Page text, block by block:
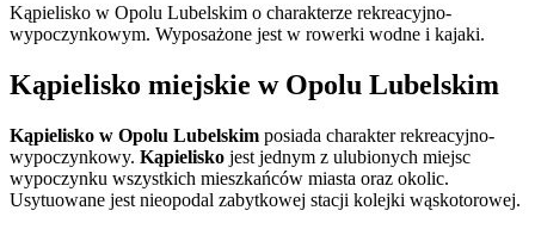
Kąpielisko w Opolu Lubelskim o charakterze rekreacyjno-
wypoczynkowym. Wyposażone jest w rowerki wodne i kajaki.
Kąpielisko miejskie w Opolu Lubelskim
Kąpielisko w Opolu Lubelskim posiada charakter rekreacyjno-
wypoczynkowy. Kąpielisko jest jednym z ulubionych miejsc
wypoczynku wszystkich mieszkańców miasta oraz okolic.
Usytuowane jest nieopodal zabytkowej stacji kolejki wąskotorowej.